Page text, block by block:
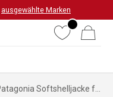
ausgewählte Marken
WunschlisteWarenkorb